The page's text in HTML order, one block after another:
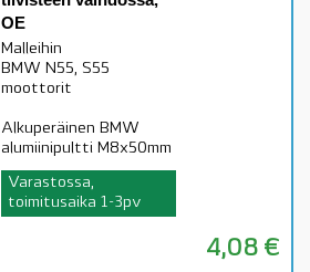
OE
Malleihin
BMW N55, S55
moottorit
Alkuperäinen BMW
alumiinipultti M8x50mm
Varastossa,
toimitusaika 1-3pv
4,08 €